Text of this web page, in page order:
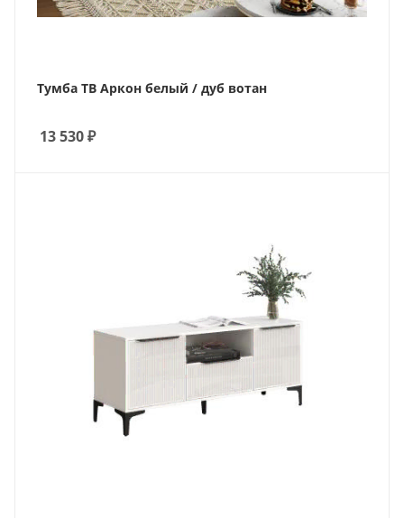
Тумба ТВ Аркон белый / дуб вотан
13 530₽